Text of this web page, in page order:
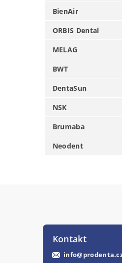
BienAir
ORBIS Dental
MELAG
BWT
DentaSun
NSK
Brumaba
Neodent
Kontakt
info@